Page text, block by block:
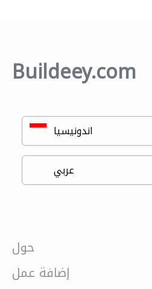
Buildeey.com
حول
إضافة عمل